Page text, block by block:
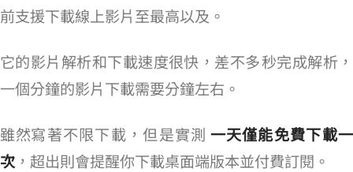
前支援下載線上影片至最高 720p MP4 以及 196 kbps MP3。
它的影片解析和下載速度很快，差不多 5 秒完成解析，
一個 10 分鐘的 720p 影片下載需要 5 分鐘左右。
雖然 WooTechy 寫著不限下載，但是實測 一天僅能免費下載一
次，超出則會提醒你下載桌面端版本並付費訂閱。